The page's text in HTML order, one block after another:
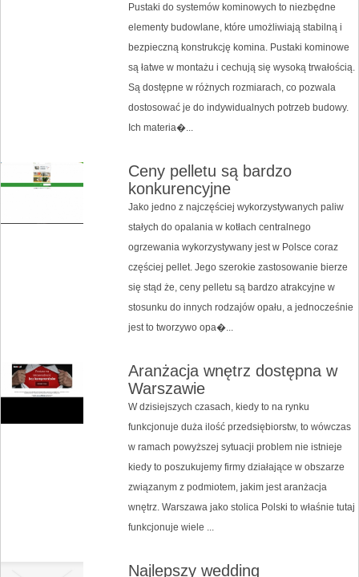
Pustaki do systemów kominowych to niezbędne
elementy budowlane, które umożliwiają stabilną i
bezpieczną konstrukcję komina. Pustaki kominowe
są łatwe w montażu i cechują się wysoką trwałością.
Są dostępne w różnych rozmiarach, co pozwala
dostosować je do indywidualnych potrzeb budowy.
Ich materia�...
Ceny pelletu są bardzo
konkurencyjne
Jako jedno z najczęściej wykorzystywanych paliw
stałych do opalania w kotłach centralnego
ogrzewania wykorzystywany jest w Polsce coraz
częściej pellet. Jego szerokie zastosowanie bierze
się stąd że, ceny pelletu są bardzo atrakcyjne w
stosunku do innych rodzajów opału, a jednocześnie
jest to tworzywo opa�...
Aranżacja wnętrz dostępna w
Warszawie
W dzisiejszych czasach, kiedy to na rynku
funkcjonuje duża ilość przedsiębiorstw, to wówczas
w ramach powyższej sytuacji problem nie istnieje
kiedy to poszukujemy firmy działające w obszarze
związanym z podmiotem, jakim jest aranżacja
wnętrz. Warszawa jako stolica Polski to właśnie tutaj
funkcjonuje wiele ...
Najlepszy wedding